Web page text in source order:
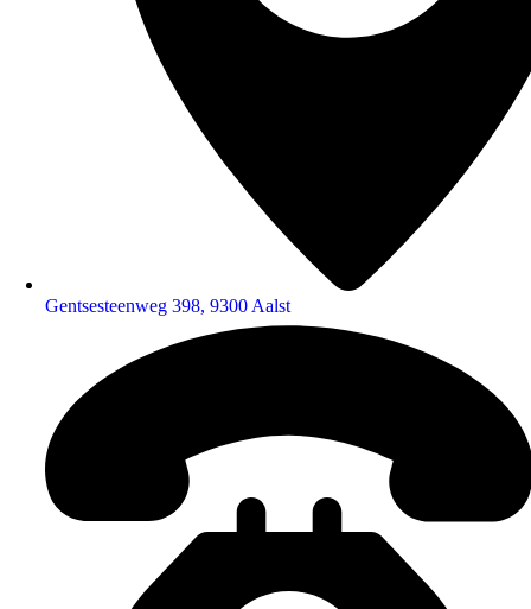
Gentsesteenweg 398, 9300 Aalst